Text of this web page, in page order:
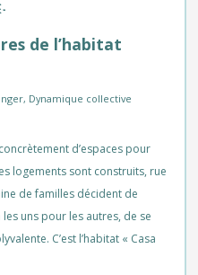
de l’habitat
, Dynamique collective
concrètement d’espaces pour
logements sont construits, rue
de familles décident de
uns pour les autres, de se
C’est l’habitat « Casa